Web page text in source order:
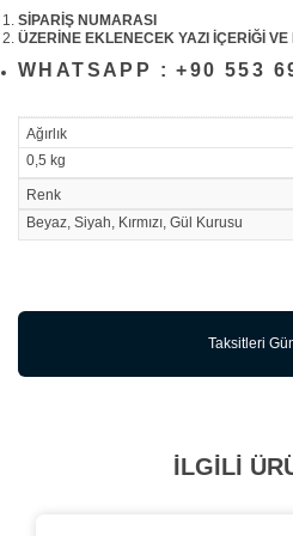
SİPARİŞ NUMARASI
ÜZERİNE EKLENECEK YAZI İÇERİĞİ VE
WHATSAPP : +90 553
Ağırlık
0,5 kg
Renk
Beyaz, Siyah, Kırmızı, Gül Kurusu
Taksitleri
İLGİLİ